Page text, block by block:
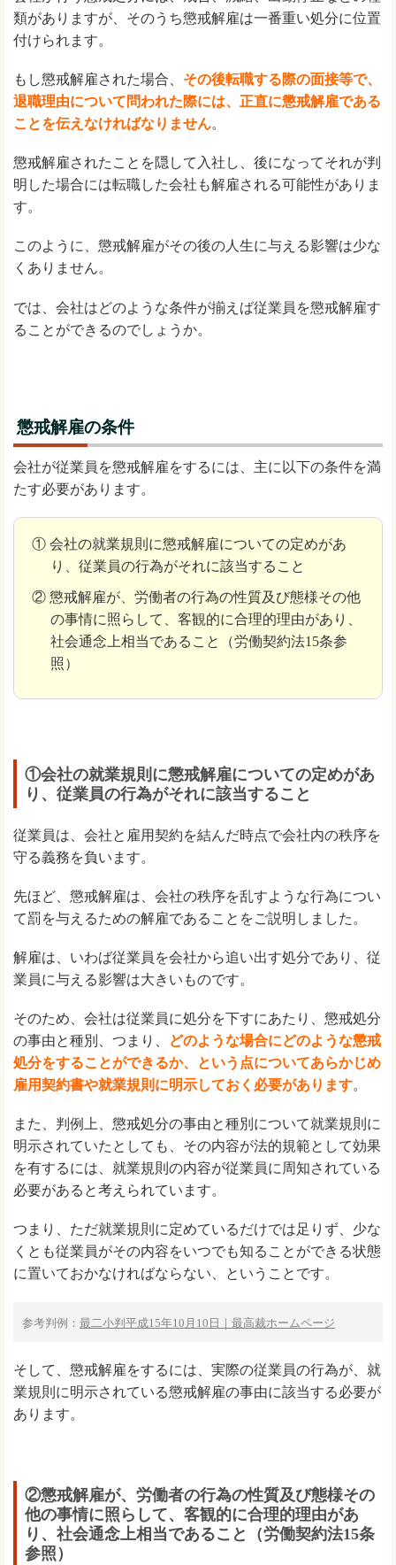
類がありますが、そのうち懲戒解雇は一番重い処分に位置
付けられます。
もし懲戒解雇された場合、 その後転職する際の面接等で、
退職理由について問われた際には、正直に懲戒解雇である
ことを伝えなければなりません。
懲戒解雇されたことを隠して入社し、後になってそれが判
明した場合には転職した会社も解雇される可能性がありま
す。
このように、懲戒解雇がその後の人生に与える影響は少な
くありません。
では、会社はどのような条件が揃えば従業員を懲戒解雇す
ることができるのでしょうか。
懲戒解雇の条件
会社が従業員を懲戒解雇をするには、主に以下の条件を満
たす必要があります。
① 会社の就業規則に懲戒解雇についての定めがあ
り、従業員の行為がそれに該当すること
② 懲戒解雇が、労働者の行為の性質及び態様その他
の事情に照らして、客観的に合理的理由があり、
社会通念上相当であること（労働契約法15条参
照）
①会社の就業規則に懲戒解雇についての定めがあ
り、従業員の行為がそれに該当すること
従業員は、会社と雇用契約を結んだ時点で会社内の秩序を
守る義務を負います。
先ほど、懲戒解雇は、会社の秩序を乱すような行為につい
て罰を与えるための解雇であることをご説明しました。
解雇は、いわば従業員を会社から追い出す処分であり、従
業員に与える影響は大きいものです。
そのため、会社は従業員に処分を下すにあたり、懲戒処分
の事由と種別、つまり、
どのような場合にどのような懲戒
処分をすることができるか、という点についてあらかじめ
雇用契約書や就業規則に明示しておく必要があります。
また、判例上、懲戒処分の事由と種別について就業規則に
明示されていたとしても、その内容が法的規範として効果
を有するには、就業規則の内容が従業員に周知されている
必要があると考えられています。
つまり、ただ就業規則に定めているだけでは足りず、少な
くとも従業員がその内容をいつでも知ることができる状態
に置いておかなければならない、ということです。
参考判例： 最二小判平成15年10月10日｜最高裁ホームページ
そして、懲戒解雇をするには、実際の従業員の行為が、就
業規則に明示されている懲戒解雇の事由に該当する必要が
あります。
②懲戒解雇が、労働者の行為の性質及び態様その
他の事情に照らして、客観的に合理的理由があ
り、社会通念上相当であること（労働契約法15条
参照）